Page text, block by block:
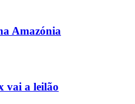
Amazónia
vai a leilão